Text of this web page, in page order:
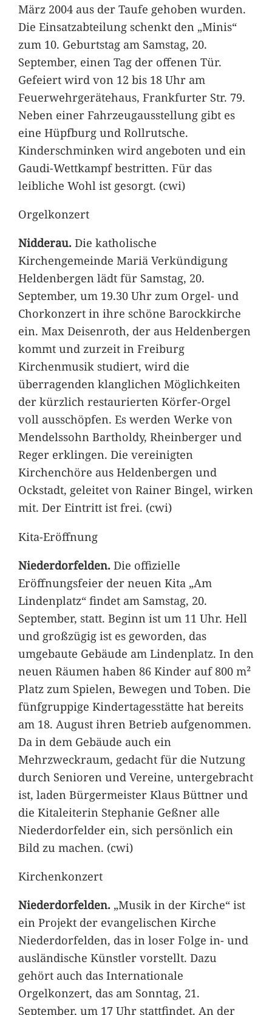
März 2004 aus der Taufe gehoben wurden.
Die Einsatzabteilung schenkt den „Minis“
zum 10. Geburtstag am Samstag, 20.
September, einen Tag der offenen Tür.
Gefeiert wird von 12 bis 18 Uhr am
Feuerwehrgerätehaus, Frankfurter Str. 79.
Neben einer Fahrzeugausstellung gibt es
eine Hüpfburg und Rollrutsche.
Kinderschminken wird angeboten und ein
Gaudi-Wettkampf bestritten. Für das
leibliche Wohl ist gesorgt. (cwi)
Orgelkonzert
Nidderau.Die katholische
Kirchengemeinde Mariä Verkündigung
Heldenbergen lädt für Samstag, 20.
September, um 19.30 Uhr zum Orgel- und
Chorkonzert in ihre schöne Barockkirche
ein. Max Deisenroth, der aus Heldenbergen
kommt und zurzeit in Freiburg
Kirchenmusik studiert, wird die
überragenden klanglichen Möglichkeiten
der kürzlich restaurierten Körfer-Orgel
voll ausschöpfen. Es werden Werke von
Mendelssohn Bartholdy, Rheinberger und
Reger erklingen. Die vereinigten
Kirchenchöre aus Heldenbergen und
Ockstadt, geleitet von Rainer Bingel, wirken
mit. Der Eintritt ist frei. (cwi)
Kita-Eröffnung
Niederdorfelden.Die offizielle
Eröffnungsfeier der neuen Kita „Am
Lindenplatz“ findet am Samstag, 20.
September, statt. Beginn ist um 11 Uhr. Hell
und großzügig ist es geworden, das
umgebaute Gebäude am Lindenplatz. In den
neuen Räumen haben 86 Kinder auf 800 m²
Platz zum Spielen, Bewegen und Toben. Die
fünfgruppige Kindertagesstätte hat bereits
am 18. August ihren Betrieb aufgenommen.
Da in dem Gebäude auch ein
Mehrzweckraum, gedacht für die Nutzung
durch Senioren und Vereine, untergebracht
ist, laden Bürgermeister Klaus Büttner und
die Kitaleiterin Stephanie Geßner alle
Niederdorfelder ein, sich persönlich ein
Bild zu machen. (cwi)
Kirchenkonzert
Niederdorfelden.„Musik in der Kirche“ ist
ein Projekt der evangelischen Kirche
Niederdorfelden, das in loser Folge in- und
ausländische Künstler vorstellt. Dazu
gehört auch das Internationale
Orgelkonzert, das am Sonntag, 21.
September, um 17 Uhr stattfindet. An der